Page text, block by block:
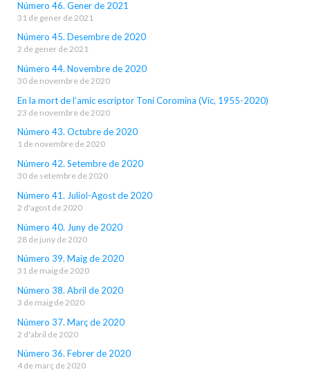
Número 46. Gener de 2021
31 de gener de 2021
Número 45. Desembre de 2020
2 de gener de 2021
Número 44. Novembre de 2020
30 de novembre de 2020
En la mort de l’amic escriptor Toni Coromina (Vic, 1955-2020)
23 de novembre de 2020
Número 43. Octubre de 2020
1 de novembre de 2020
Número 42. Setembre de 2020
30 de setembre de 2020
Número 41. Juliol-Agost de 2020
2 d'agost de 2020
Número 40. Juny de 2020
28 de juny de 2020
Número 39. Maig de 2020
31 de maig de 2020
Número 38. Abril de 2020
3 de maig de 2020
Número 37. Març de 2020
2 d'abril de 2020
Número 36. Febrer de 2020
4 de març de 2020